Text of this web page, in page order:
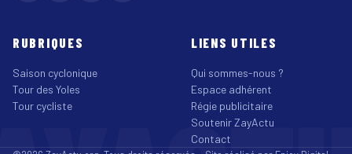
RUBRIQUES
Saison cyclonique
Tour des Yoles
Tour cycliste
LIENS UTILES
Qui sommes-nous ?
Espace adhérent
Régie publicitaire
Soutenir ZayActu
Contact